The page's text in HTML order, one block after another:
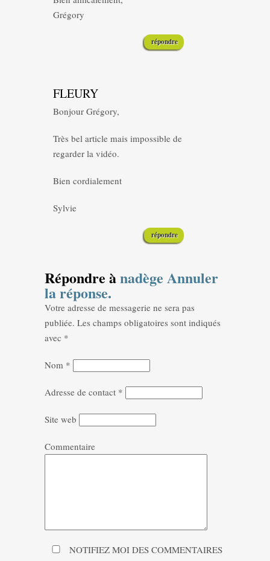
Grégory
répondre
FLEURY
Bonjour Grégory,
Très bel article mais impossible de
regarder la vidéo.
Bien cordialement
Sylvie
répondre
Répondre ànadège Annuler
la réponse.
Votre adresse de messagerie ne sera pas
publiée. Les champs obligatoires sont indiqués
avec *
Nom *
Adresse de contact *
Site web
Commentaire
NOTIFIEZ MOI DES COMMENTAIRES